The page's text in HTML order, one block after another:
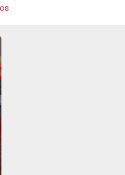
de Varzim, Póvoa de
T3 Póvoa de
Apartamento T3